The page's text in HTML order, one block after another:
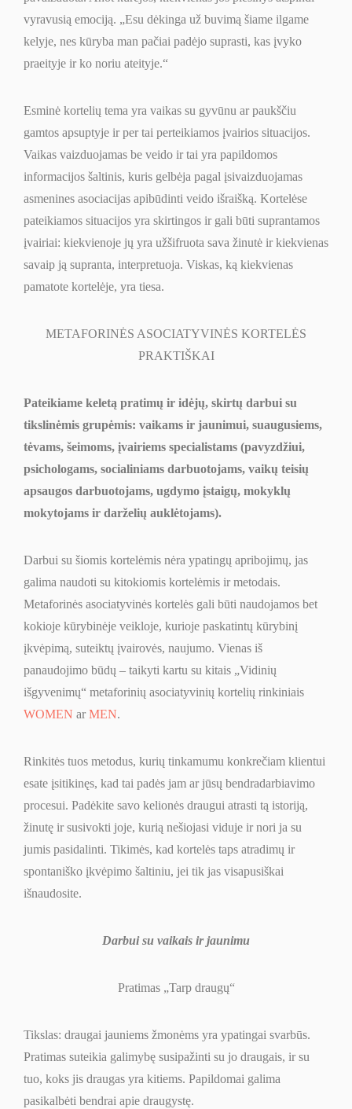
vyravusią emociją. „Esu dėkinga už buvimą šiame ilgame
kelyje, nes kūryba man pačiai padėjo suprasti, kas įvyko
praeityje ir ko noriu ateityje.“
Esminė kortelių tema yra vaikas su gyvūnu ar paukščiu
gamtos apsuptyje ir per tai perteikiamos įvairios situacijos.
Vaikas vaizduojamas be veido ir tai yra papildomos
informacijos šaltinis, kuris gelbėja pagal įsivaizduojamas
asmenines asociacijas apibūdinti veido išraišką. Kortelėse
pateikiamos situacijos yra skirtingos ir gali būti suprantamos
įvairiai: kiekvienoje jų yra užšifruota sava žinutė ir kiekvienas
savaip ją supranta, interpretuoja. Viskas, ką kiekvienas
pamatote kortelėje, yra tiesa.
METAFORINĖS ASOCIATYVINĖS KORTELĖS
PRAKTIŠKAI
Pateikiame keletą pratimų ir idėjų, skirtų darbui su
tikslinėmis grupėmis: vaikams ir jaunimui, suaugusiems,
tėvams, šeimoms, įvairiems specialistams (pavyzdžiui,
psichologams, socialiniams darbuotojams, vaikų teisių
apsaugos darbuotojams, ugdymo įstaigų, mokyklų
mokytojams ir darželių auklėtojams).
Darbui su šiomis kortelėmis nėra ypatingų apribojimų, jas
galima naudoti su kitokiomis kortelėmis ir metodais.
Metaforinės asociatyvinės kortelės gali būti naudojamos bet
kokioje kūrybinėje veikloje, kurioje paskatintų kūrybinį
įkvėpimą, suteiktų įvairovės, naujumo. Vienas iš
panaudojimo būdų – taikyti kartu su kitais „Vidinių
išgyvenimų“ metaforinių asociatyvinių kortelių rinkiniais
WOMEN arMEN.
Rinkitės tuos metodus, kurių tinkamumu konkrečiam klientui
esate įsitikinęs, kad tai padės jam ar jūsų bendradarbiavimo
procesui. Padėkite savo kelionės draugui atrasti tą istoriją,
žinutę ir susivokti joje, kurią nešiojasi viduje ir nori ja su
jumis pasidalinti. Tikimės, kad kortelės taps atradimų ir
spontaniško įkvėpimo šaltiniu, jei tik jas visapusiškai
išnaudosite.
Darbui su vaikais ir jaunimu
Pratimas „Tarp draugų“
Tikslas: draugai jauniems žmonėms yra ypatingai svarbūs.
Pratimas suteikia galimybę susipažinti su jo draugais, ir su
tuo, koks jis draugas yra kitiems. Papildomai galima
pasikalbėti bendrai apie draugystę.